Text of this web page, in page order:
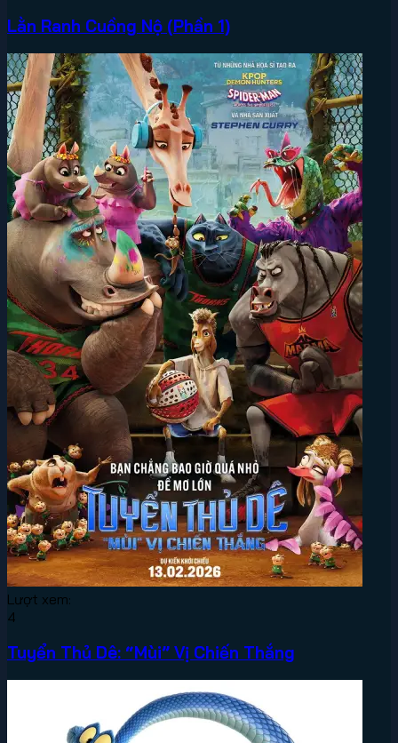
Lằn Ranh Cuồng Nộ (Phần 1)
Lượt xem:
4
Tuyển Thủ Dê: “Mùi” Vị Chiến Thắng